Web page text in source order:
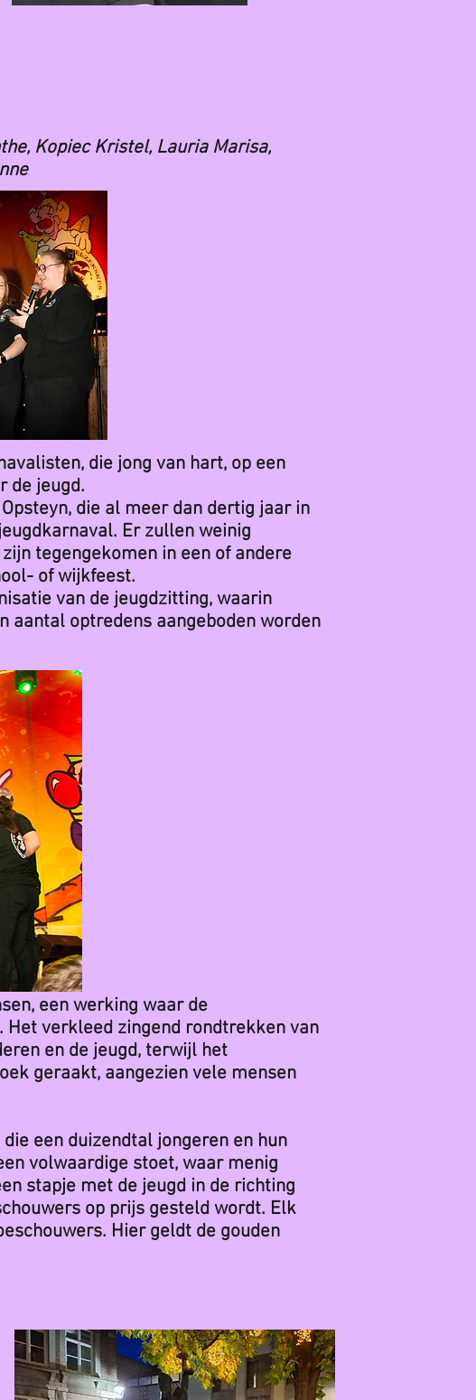
Kopiec Kristel, Lauria Marisa,
die jong van hart, op een
de jeugd.
die al meer dan dertig jaar in
Er zullen weinig
tegengekomen in een of andere
of wijkfeest.
van de jeugdzitting, waarin
aantal optredens aangeboden worden
een werking waar de
verkleed zingend rondtrekken van
en de jeugd, terwijl het
geraakt, aangezien vele mensen
een duizendtal jongeren en hun
volwaardige stoet, waar menig
stapje met de jeugd in de richting
op prijs gesteld wordt. Elk
Hier geldt de gouden